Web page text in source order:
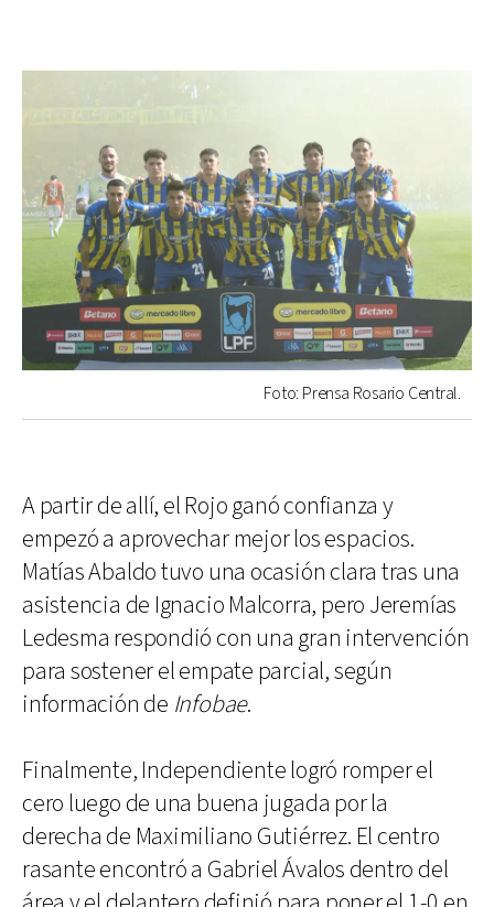
Foto: Prensa Rosario Central.
A partir de allí, el Rojo ganó confianza y
empezó a aprovechar mejor los espacios.
Matías Abaldo tuvo una ocasión clara tras una
asistencia de Ignacio Malcorra, pero Jeremías
Ledesma respondió con una gran intervención
para sostener el empate parcial, según
información de Infobae.
Finalmente, Independiente logró romper el
cero luego de una buena jugada por la
derecha de Maximiliano Gutiérrez. El centro
rasante encontró a Gabriel Ávalos dentro del